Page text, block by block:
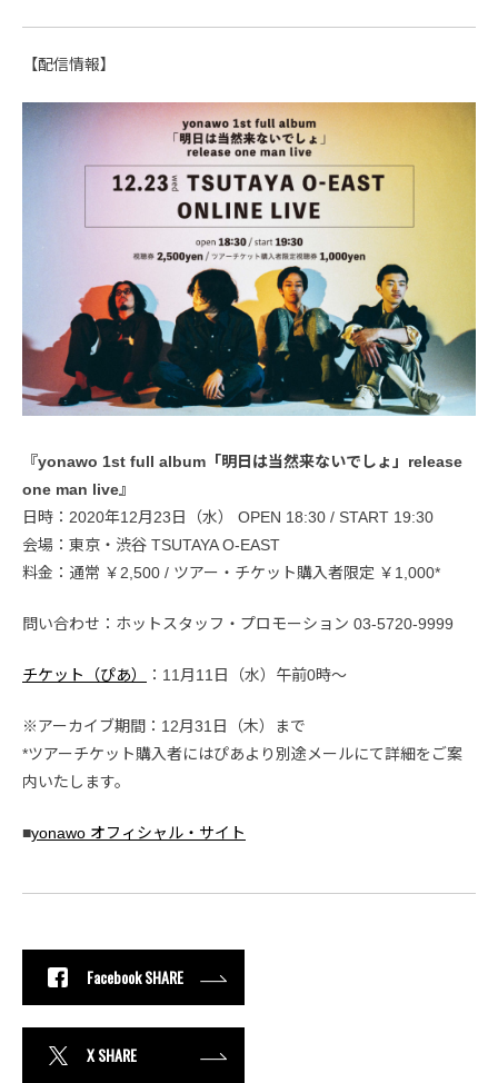
【配信情報】
『yonawo 1st full album「明日は当然来ないでしょ」release
one man live』
日時：2020年12月23日（水） OPEN 18:30 / START 19:30
会場：東京・渋谷 TSUTAYA O-EAST
料金：通常 ￥2,500 / ツアー・チケット購入者限定 ￥1,000*
問い合わせ：ホットスタッフ・プロモーション 03-5720-9999
チケット（ぴあ） ：11月11日（水）午前0時〜
※アーカイブ期間：12月31日（木）まで
*ツアーチケット購入者にはぴあより別途メールにて詳細をご案
内いたします。
■yonawo オフィシャル・サイト
Facebook SHARE
X SHARE